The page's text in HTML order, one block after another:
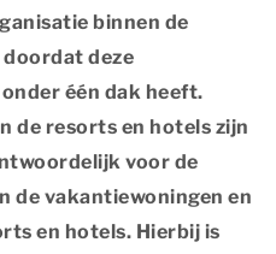
binnen de
deze
één dak heeft.
de resorts en hotels zijn
voor de
de vakantiewoningen en
en hotels. Hierbij is